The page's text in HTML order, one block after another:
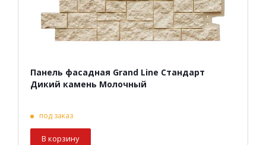
Панель фасадная Grand Line Стандарт
Дикий камень Молочный
под заказ
В корзину